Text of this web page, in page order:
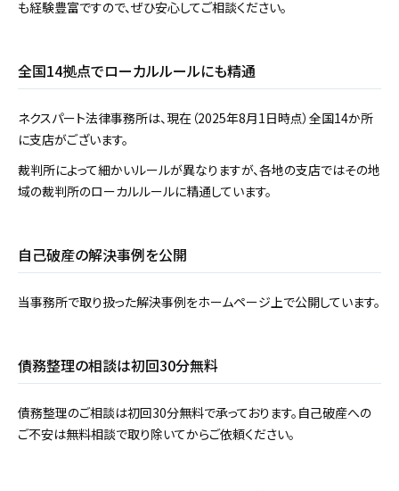
も経験豊富ですので、ぜひ安心してご相談ください。
全国14拠点でローカルルールにも精通
ネクスパート法律事務所は、現在（2025年8月1日時点）全国14か所
に支店がございます。
裁判所によって細かいルールが異なりますが、各地の支店ではその地
域の裁判所のローカルルールに精通しています。
自己破産の解決事例を公開
当事務所で取り扱った解決事例をホームページ上で公開しています。
債務整理の相談は初回30分無料
債務整理のご相談は初回30分無料で承っております。自己破産への
ご不安は無料相談で取り除いてからご依頼ください。